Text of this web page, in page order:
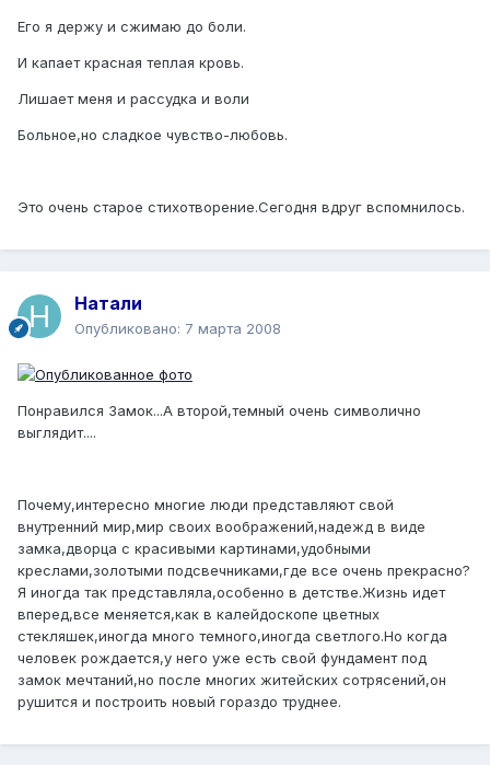
Его я держу и сжимаю до боли.
И капает красная теплая кровь.
Лишает меня и рассудка и воли
Больное,но сладкое чувство-любовь.
Это очень старое стихотворение.Сегодня вдруг вспомнилось.
Натали
Опубликовано: 7 марта 2008
Понравился Замок...А второй,темный очень символично
выглядит....
Почему,интересно многие люди представляют свой
внутренний мир,мир своих воображений,надежд в виде
замка,дворца с красивыми картинами,удобными
креслами,золотыми подсвечниками,где все очень прекрасно?
Я иногда так представляла,особенно в детстве.Жизнь идет
вперед,все меняется,как в калейдоскопе цветных
стекляшек,иногда много темного,иногда светлого.Но когда
человек рождается,у него уже есть свой фундамент под
замок мечтаний,но после многих житейских сотрясений,он
рушится и построить новый гораздо труднее.